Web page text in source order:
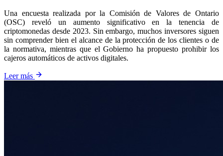
Una encuesta realizada por la Comisión de Valores de Ontario
(OSC) reveló un aumento significativo en la tenencia de
criptomonedas desde 2023. Sin embargo, muchos inversores siguen
sin comprender bien el alcance de la protección de los clientes o de
la normativa, mientras que el Gobierno ha propuesto prohibir los
cajeros automáticos de activos digitales.
Leer más